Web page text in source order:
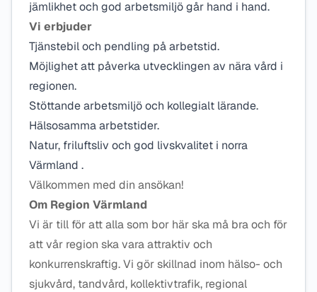
jämlikhet och god arbetsmiljö går hand i hand.
Vi erbjuder
Tjänstebil och pendling på arbetstid.
Möjlighet att påverka utvecklingen av nära vård i
regionen.
Stöttande arbetsmiljö och kollegialt lärande.
Hälsosamma arbetstider.
Natur, friluftsliv och god livskvalitet i norra
Värmland .
Välkommen med din ansökan!
Om Region Värmland
Vi är till för att alla som bor här ska må bra och för
att vår region ska vara attraktiv och
konkurrenskraftig. Vi gör skillnad inom hälso- och
sjukvård, tandvård, kollektivtrafik, regional